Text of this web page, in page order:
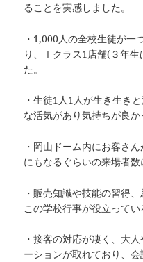
ることを実感しました。
・1,000人の全校生徒が一
り、Ⅰクラス1店舗(３年生
た。
・生徒1人1人が生き生き
な活気があり気持ちが良か
・岡山ドーム内にお客さ
にもなるぐらいの来場者数
・販売知識や技能の習得
この学校行事が役立ってい
・接客の対応が凄く、大
ーションが取れており、